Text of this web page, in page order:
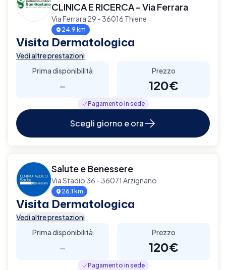
CLINICA E RICERCA - Via Ferrara
Via Ferrara 29 - 36016 Thiene
24.9 km
Visita Dermatologica
Vedi altre prestazioni
Prima disponibilità
-
Prezzo
120€
Pagamento in sede
Scegli giorno e ora
Salute e Benessere
Via Stadio 36 - 36071 Arzignano
26.1 km
Visita Dermatologica
Vedi altre prestazioni
Prima disponibilità
-
Prezzo
120€
Pagamento in sede